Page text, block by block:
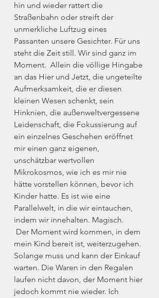
hin und wieder rattert die
Straßenbahn oder streift der
unmerkliche Luftzug eines
Passanten unsere Gesichter. Für uns
steht die Zeit still. Wir sind ganz im
Moment.  Allein die völlige Hingabe
an das Hier und Jetzt, die ungeteilte
Aufmerksamkeit, die er diesen
kleinen Wesen schenkt, sein
Hinknien, die außenweltvergessene
Leidenschaft, die Fokussierung auf
ein einzelnes Geschehen eröffnet
mir einen ganz eigenen,
unschätzbar wertvollen
Mikrokosmos, wie ich es mir nie
hätte vorstellen können, bevor ich
Kinder hatte. Es ist wie eine
Parallelwelt, in die wir eintauchen,
indem wir innehalten. Magisch.
mein Kind bereit ist, weiterzugehen.
Solange muss und kann der Einkauf
warten. Die Waren in den Regalen
laufen nicht davon, der Moment hier
jedoch kommt nie wieder. Ich